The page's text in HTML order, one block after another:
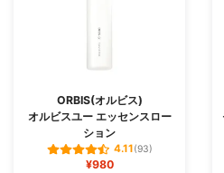
ORBIS(オルビス)
オルビスユー エッセンスロー
ション
4.11(93)
¥980